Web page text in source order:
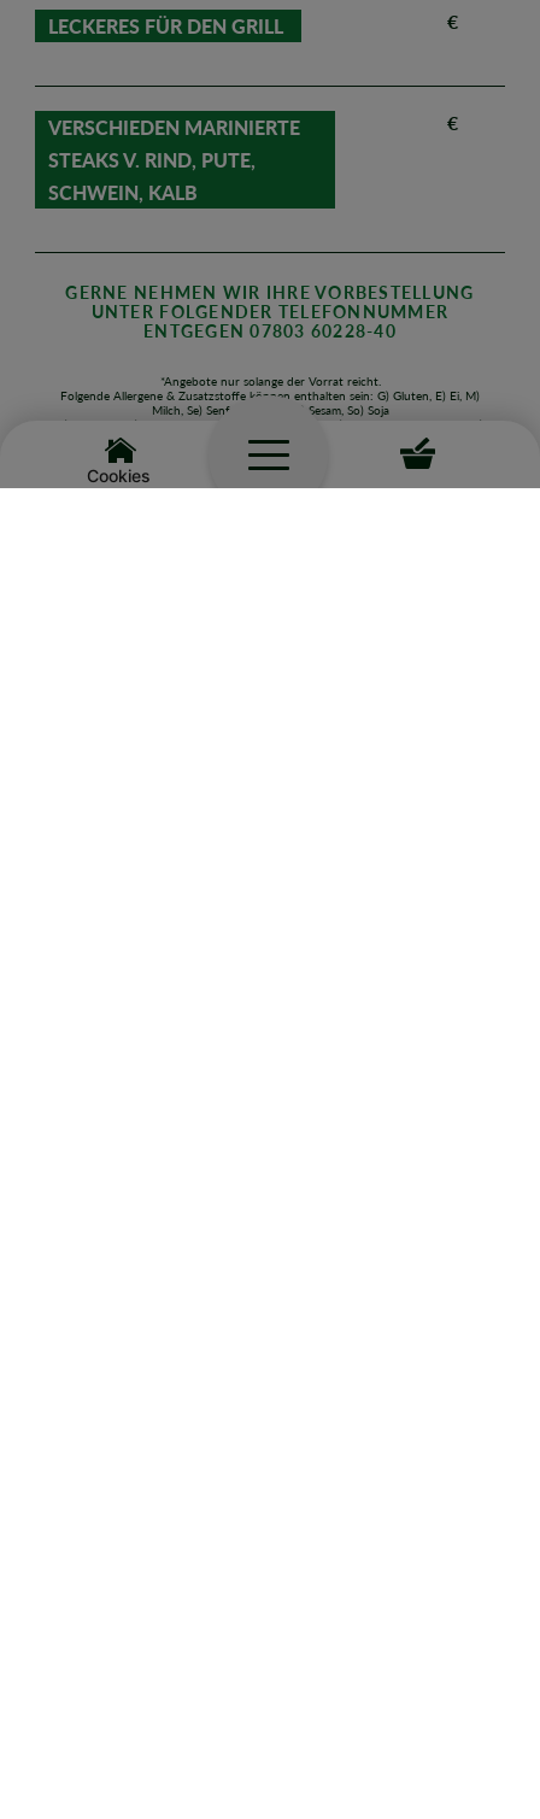
LECKERES FÜR DEN GRILL €
VERSCHIEDEN MARINIERTE
STEAKS V. RIND, PUTE,
SCHWEIN, KALB
€
GERNE NEHMEN WIR IHRE VORBESTELLUNG
UNTER FOLGENDER TELEFONNUMMER
ENTGEGEN 07803 60228-40
*Angebote nur solange der Vorrat reicht.
Folgende Allergene & Zusatzstoffe können enthalten sein: G) Gluten, E) Ei, M)
Milch, Se) Senf, SI) Sellerie, S) Sesam, So) Soja
1) Farbstoff, 2) Konservierungsmittel, 3) Phosphat, 4) Geschmacksverstärker, 5)
Süßungsmittel, 6) Alkohol, 7) Antioxidationsmittel
Cookies